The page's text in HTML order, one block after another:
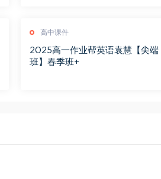
高中课件
2025高一作业帮英语袁慧【尖端
班】春季班+